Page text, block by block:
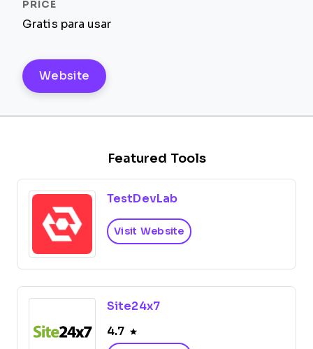
Gratis para usar
Website
Featured Tools
TestDevLab
Visit Website
Site24x7
4.7